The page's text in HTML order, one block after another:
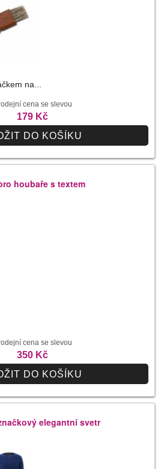
na...
cena se slevou
179 Kč
DO KOŠÍKU
houbaře s textem
cena se slevou
350 Kč
DO KOŠÍKU
elegantní svetr